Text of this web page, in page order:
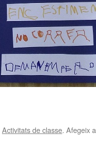
Activitats de classe. Afegeix